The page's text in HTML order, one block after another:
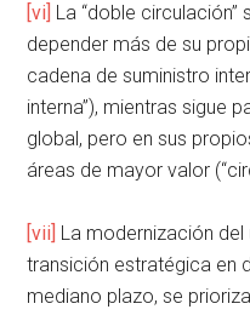
[vi] La “doble circulación”
depender más de su
cadena de suministro
interna”), mientras sigue
global, pero en sus
áreas de mayor valor
[vii] La modernización
transición estratégica en
mediano plazo, se